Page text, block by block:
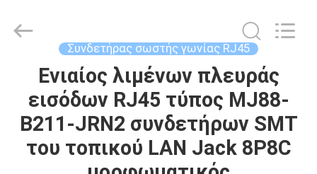
ΣΠΊΤΙ
ΠΡΟΪΌΝΤΑ
Rights
Συνδετήρας σωστής γωνίας RJ45
Ενιαίος λιμένων πλευράς
εισόδων RJ45 τύπος MJ88-
B211-JRN2 συνδετήρων SMT
του τοπικού LAN Jack 8P8C